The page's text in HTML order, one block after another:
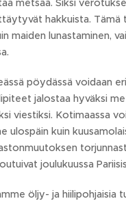
metsää. Siksi
hakkuista. Tämä
maiden lunastaminen,
pöydässä voidaan
jalostaa hyväksi
viestiksi. Kotimaassa
ulospäin kuin
joulukuussa
öljy- ja hiilipohjaisia